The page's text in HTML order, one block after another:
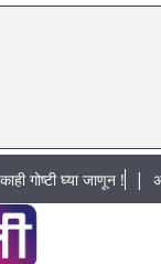
जाणून !|अचानक